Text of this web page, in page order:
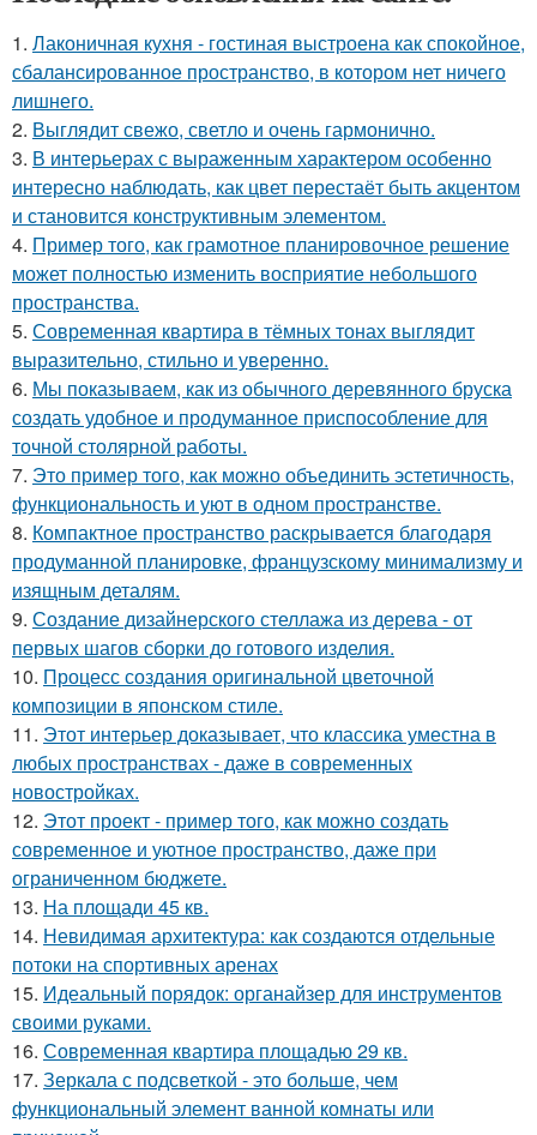
1. Лаконичная кухня - гостиная выстроена как спокойное,
сбалансированное пространство, в котором нет ничего
лишнего.
2. Выглядит свежо, светло и очень гармонично.
3. В интерьерах с выраженным характером особенно
интересно наблюдать, как цвет перестаёт быть акцентом
и становится конструктивным элементом.
4. Пример того, как грамотное планировочное решение
может полностью изменить восприятие небольшого
пространства.
5. Современная квартира в тёмных тонах выглядит
выразительно, стильно и уверенно.
6. Мы показываем, как из обычного деревянного бруска
создать удобное и продуманное приспособление для
точной столярной работы.
7. Это пример того, как можно объединить эстетичность,
функциональность и уют в одном пространстве.
8. Компактное пространство раскрывается благодаря
продуманной планировке, французскому минимализму и
изящным деталям.
9. Создание дизайнерского стеллажа из дерева - от
первых шагов сборки до готового изделия.
10. Процесс создания оригинальной цветочной
композиции в японском стиле.
11. Этот интерьер доказывает, что классика уместна в
любых пространствах - даже в современных
новостройках.
12. Этот проект - пример того, как можно создать
современное и уютное пространство, даже при
ограниченном бюджете.
13. На площади 45 кв.
14. Невидимая архитектура: как создаются отдельные
потоки на спортивных аренах
15. Идеальный порядок: органайзер для инструментов
своими руками.
16. Современная квартира площадью 29 кв.
17. Зеркала с подсветкой - это больше, чем
функциональный элемент ванной комнаты или